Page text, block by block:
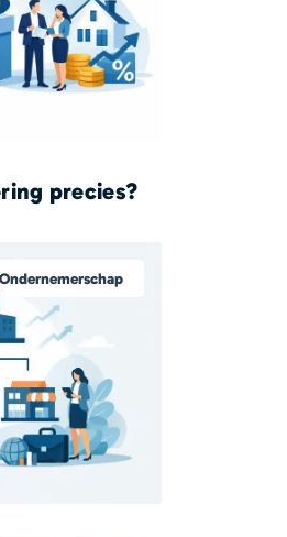
precies?
Ondernemerschap